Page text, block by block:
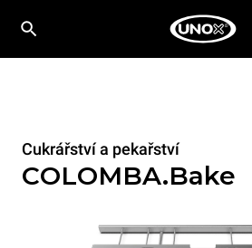
Cukrářství a pekařství
COLOMBA.Bake